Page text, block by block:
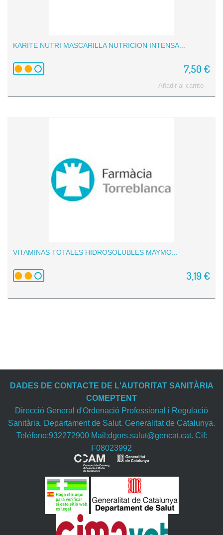
KARITE NUTRI MASCARILLA NUTRICION INTENSA...
7,50 €
Añadir al carrito
VITAMINAS TOTALES HIDROSOLUBLES MAYMO...
3,19 €
DADES DE CONTACTE DE L'AUTORITAT SANITÀRIA
COMEPTENT
Direcció General d'Ordenació Professional i Regulació
Sanitària. Departament de Salut. Generalitat de Catalunya.
Teléfono:932272900 Mail:dgors.salut@gencat.cat. Cif:
F08023992